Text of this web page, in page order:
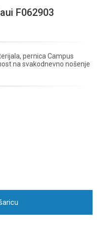
F062903
pernica Campus
na svakodnevno nošenje